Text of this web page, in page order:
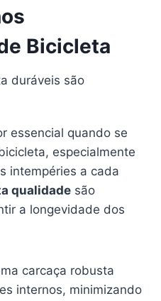
Bicicleta
essencial quando se
especialmente
intempéries a cada
qualidade são
a longevidade dos
carcaça robusta
internos, minimizando